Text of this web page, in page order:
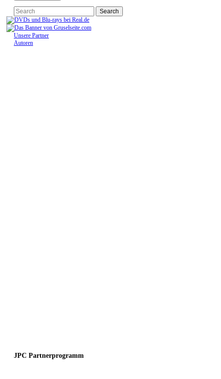
Unsere Partner
Autoren
JPC Partnerprogramm